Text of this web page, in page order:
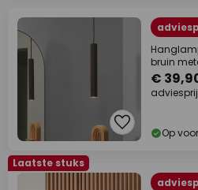
bruin
€
Op
Laatste stuks